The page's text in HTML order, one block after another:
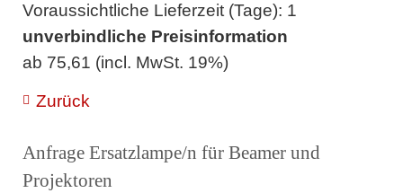
Voraussichtliche Lieferzeit (Tage): 1
unverbindliche Preisinformation
ab 75,61 (incl. MwSt. 19%)
Zurück
Anfrage Ersatzlampe/n für Beamer und
Projektoren